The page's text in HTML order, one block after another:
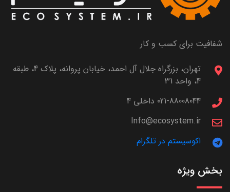
شفافیت برای کسب و کار
تهران، بزرگراه جلال آل احمد، خیابان پروانه، پلاک 4، طبقه
4، واحد 31
021-88008044 داخلی 4
Info@ecosystem.ir
اکوسیستم در تلگرام
بخش ویژه